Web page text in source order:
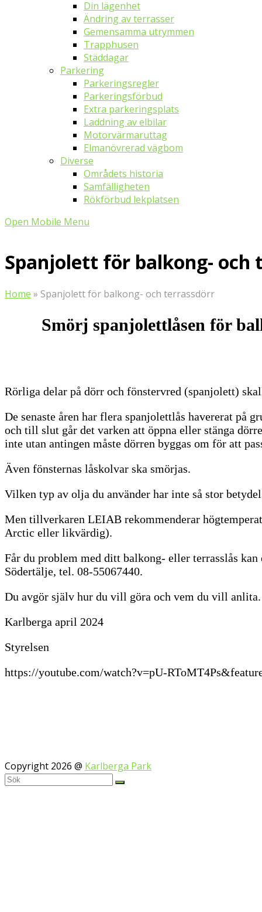
Din lägenhet
Ändring av terrasser
Gemensamma utrymmen
Trapphusen
Städdagar
Parkering
Parkeringsregler
Parkeringsförbud
Extra parkeringsplats
Laddning av elbilar
Motorvärmaruttag
Elmanövrerad vägbom
Diverse
Områdets historia
Samfälligheten
Rökförbud lekplatsen
Open Mobile Menu
Spanjolett för balkong- och
Home » Spanjolett för balkong- och terrassdörr
Smörj spanjolettlåsen för
Rörliga delar på dörr och fönstervred (spanjolett)
De senaste åren har flera spanjolettlås havererat på
och till slut går det varken att öppna eller stänga
inte utan antingen måste dörren byggas om för att
Även fönsternas låskolvar ska smörjas.
Vilken typ av olja du använder har inte så stor
Men tillverkaren LEIAB rekommenderar
Arctic eller likvärdig).
Får du problem med ditt balkong- eller terrasslås
Södertälje, tel. 08-55067440.
Du avgör själv hur du vill göra och vem du vill
Karlberga april 2024
Styrelsen
https://youtube.com/watch?v=pU-
Copyright 2026 @ Karlberga Park